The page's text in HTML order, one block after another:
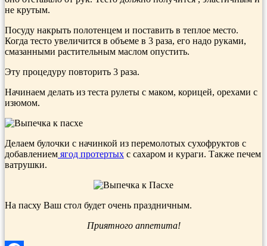
не крутым.
Посуду накрыть полотенцем и поставить в теплое место.
Когда тесто увеличится в объеме в 3 раза, его надо руками,
смазанными растительным маслом опустить.
Эту процедуру повторить 3 раза.
Начинаем делать из теста рулеты с маком, корицей, орехами с
изюмом.
Делаем булочки с начинкой из перемолотых сухофруктов с
добавлением ягод протертых с сахаром и кураги. Также печем
ватрушки.
На пасху Ваш стол будет очень праздничным.
Приятного аппетита!